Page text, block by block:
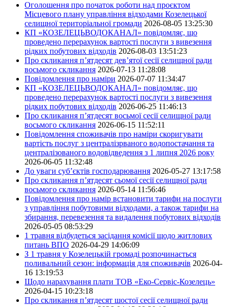
Оголошення про початок роботи над проєктом
Місцевого плану управління відходами Козелецької
селищної територіальної громади 2026-08-05 13:25:30
КП «КОЗЕЛЕЦЬВОДОКАНАЛ» повідомляє, що
проведено перерахунок вартості послуги з вивезення
рідких побутових відходів 2026-08-03 13:51:23
Про скликання п’ятдесят дев’ятої сесії селищної ради
восьмого скликання 2026-07-13 11:28:08
Повідомлення про наміри 2026-07-07 11:34:47
КП «КОЗЕЛЕЦЬВОДОКАНАЛ» повідомляє, що
проведено перерахунок вартості послуги з вивезення
рідких побутових відходів 2026-06-25 11:46:13
Про скликання п’ятдесят восьмої сесії селищної ради
восьмого скликання 2026-06-15 11:52:11
Повідомлення споживачів про наміри скоригувати
вартість послуг з централізрваного водопостачання та
централізованого водовідведення з 1 липня 2026 року
2026-06-05 11:32:48
До уваги суб’єктів господарювання 2026-05-27 13:17:58
Про скликання п’ятдесят сьомої сесії селищної ради
восьмого скликання 2026-05-14 11:56:46
Повідомлення про намір встановити тарифи на послуги
з управління побутовими відходами, а також тарифи на
збирання, перевезення та видалення побутових відходів
2026-05-05 08:53:29
1 травня відбудеться засідання комісії щодо житлових
питань ВПО 2026-04-29 14:06:09
З 1 травня у Козелецькій громаді розпочинається
поливальний сезон: інформація для споживачів 2026-04-
16 13:19:53
Щодо нарахування плати ТОВ «Еко-Сервіс-Козелець»
2026-04-15 10:23:18
Про скликання п’ятдесят шостої сесії селищної ради